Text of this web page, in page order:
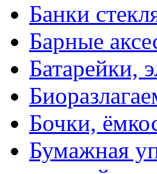
Банки
Барные
Батарейки,
Бочки,
Бумажная